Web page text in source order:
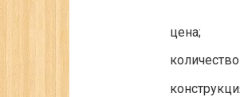
цена;